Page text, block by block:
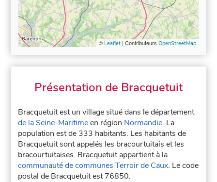
© Leaflet| Contributeurs OpenStreetMap
Présentation de Bracquetuit
Bracquetuit est un village situé dans le département
de la Seine-Maritimeen région Normandie. La
population est de 333 habitants. Les habitants de
Bracquetuit sont appelés les bracourtuitais et les
bracourtuitaises. Bracquetuit appartient à la
communauté de communes Terroir de Caux. Le code
postal de Bracquetuit est 76850.